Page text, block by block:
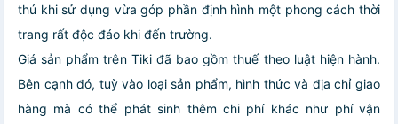
thú khi sử dụng vừa góp phần định hình một phong cách thời
trang rất độc đáo khi đến trường.
Giá sản phẩm trên Tiki đã bao gồm thuế theo luật hiện hành.
Bên cạnh đó, tuỳ vào loại sản phẩm, hình thức và địa chỉ giao
hàng mà có thể phát sinh thêm chi phí khác như phí vận